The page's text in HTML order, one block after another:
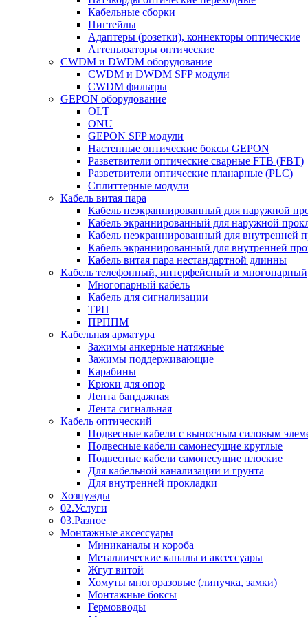
Кабельные сборки
Пигтейлы
Адаптеры (розетки), коннекторы оптические
Аттеньюаторы оптические
CWDM и DWDM оборудование
CWDM и DWDM SFP модули
CWDM фильтры
GEPON оборудование
OLT
ONU
GEPON SFP модули
Настенные оптические боксы GEPON
Разветвители оптические сварные FTB (FBT)
Разветвители оптические планарные (PLC)
Сплиттерные модули
Кабель витая пара
Кабель неэкраннированный для наружной
Кабель экраннированный для наружной
Кабель неэкраннированный для внутренней
Кабель экраннированный для внутренней
Кабель витая пара нестандартной длинны
Кабель телефонный, интерфейсный и многопарный
Многопарный кабель
Кабель для сигнализации
ТРП
ПРППМ
Кабельная арматура
Зажимы анкерные натяжные
Зажимы поддерживающие
Карабины
Крюки для опор
Лента бандажная
Лента сигнальная
Кабель оптический
Подвесные кабели с выносным силовым
Подвесные кабели самонесущие круглые
Подвесные кабели самонесущие плоские
Для кабельной канализации и грунта
Для внутренней прокладки
Хознужды
02.Услуги
03.Разное
Монтажные аксессуары
Миниканалы и короба
Металлические каналы и аксессуары
Жгут витой
Хомуты многоразовые (липучка, замки)
Монтажные боксы
Гермовводы